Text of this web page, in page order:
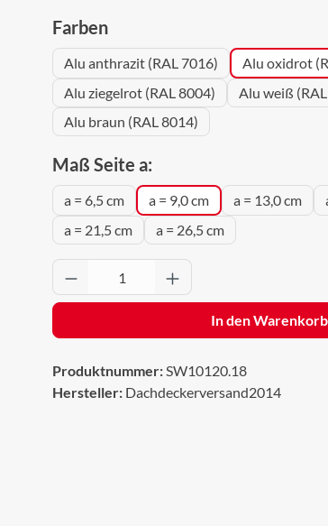
Farbenauswählen
Alu anthrazit (RAL 7016)
Alu oxidrot
Alu ziegelrot (RAL 8004)
Alu weiß
Alu braun (RAL 8014)
Maß Seite a:auswählen
a = 6,5 cm a = 9,0 cm a = 13,0 cm
a = 21,5 cm
a = 26,5 cm
Produkt Anzahl: Gib den
In den Warenkorb
Produktnummer:SW10120.18
Hersteller: Dachdeckerversand2014